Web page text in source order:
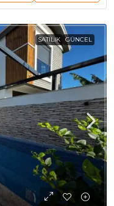
SATILIK GÜNCEL